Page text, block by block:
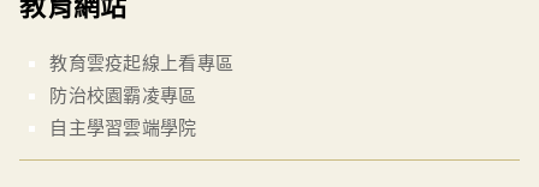
教育雲疫起線上看專區
防治校園霸凌專區
自主學習雲端學院